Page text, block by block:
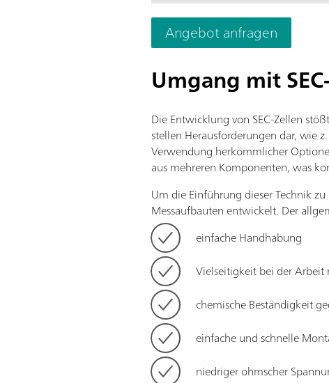
Angebot anfragen
Umgang mit
Die Entwicklung von SEC-Zellen
stellen Herausforderungen dar, wie
Verwendung herkömmlicher
aus mehreren Komponenten, was
Um die Einführung dieser Technik
Messaufbauten entwickelt. Der
einfache Handhabung
Vielseitigkeit bei der Arbeit
chemische Beständigkeit
einfache und schnelle
niedriger ohmscher